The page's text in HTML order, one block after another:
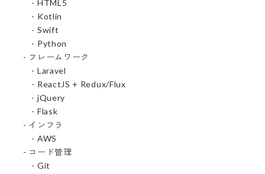
- HTML5
- Kotlin
- Swift
- Python
- フレームワーク
- Laravel
- ReactJS + Redux/Flux
- jQuery
- Flask
- インフラ
- AWS
- コード管理
- Git